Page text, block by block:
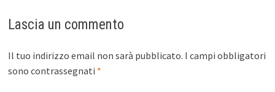
Lascia un commento
Il tuo indirizzo email non sarà pubblicato. I campi obbligatori
sono contrassegnati *